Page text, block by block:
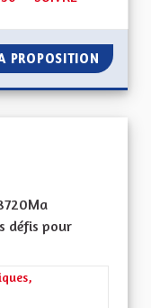
PROPOSITION
défis pour
transitions